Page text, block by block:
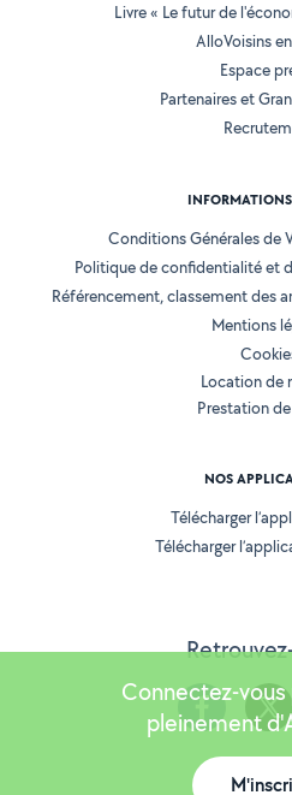
Livre « Le futur de
AlloVoisins
Espace
Partenaires et
Conditions Générales de
Politique de confidentialité et
Référencement, classement des
Mentions
Location de
Prestation
NOS
Télécharger
Télécharger
Version
Connectez-
pleinement